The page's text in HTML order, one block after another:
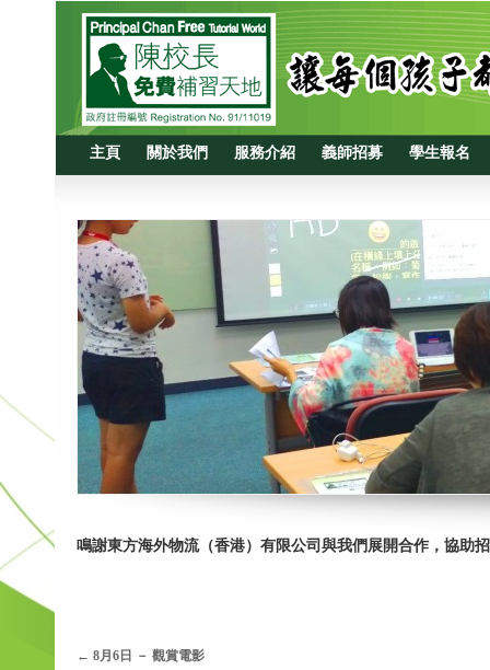
主頁 關於我們 服務介紹 義師招募 學生報名
鳴謝東方海外物流（香港）有限公司與我們展開合作，協助
← 8月6日 － 觀賞電影